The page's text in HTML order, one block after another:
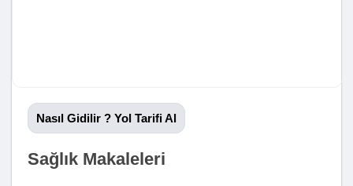
Nasıl Gidilir ? Yol Tarifi Al
Sağlık Makaleleri